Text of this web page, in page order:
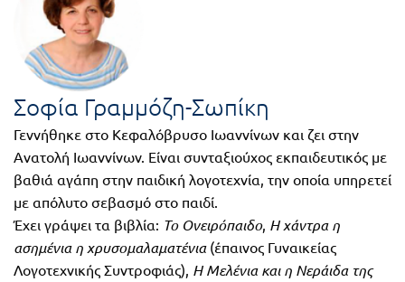
είναι
FUN!
Παιδικό
βιβλίο
Χάρτες
Πανεπιστημιακά
Ορθόδοξα
χριστιανικά
Β΄
Τάξη
Γ΄
Τάξη
Δ΄
Τάξη
Ε΄
Τάξη
Σοφία Γραμμόζη-Σωπίκη
Γεννήθηκε στο Κεφαλόβρυσο Ιωαννίνων και ζει στην
Ανατολή Ιωαννίνων. Είναι συνταξιούχος εκπαιδευτικός με
βαθιά αγάπη στην παιδική λογοτεχνία, την οποία υπηρετεί
με απόλυτο σεβασμό στο παιδί.
Έχει γράψει τα βιβλία: Το Ονειρόπαιδο, Η χάντρα η
ασημένια η χρυσομαλαματένια(έπαινος Γυναικείας
Λογοτεχνικής Συντροφιάς), Η Μελένια και η Νεράιδα της